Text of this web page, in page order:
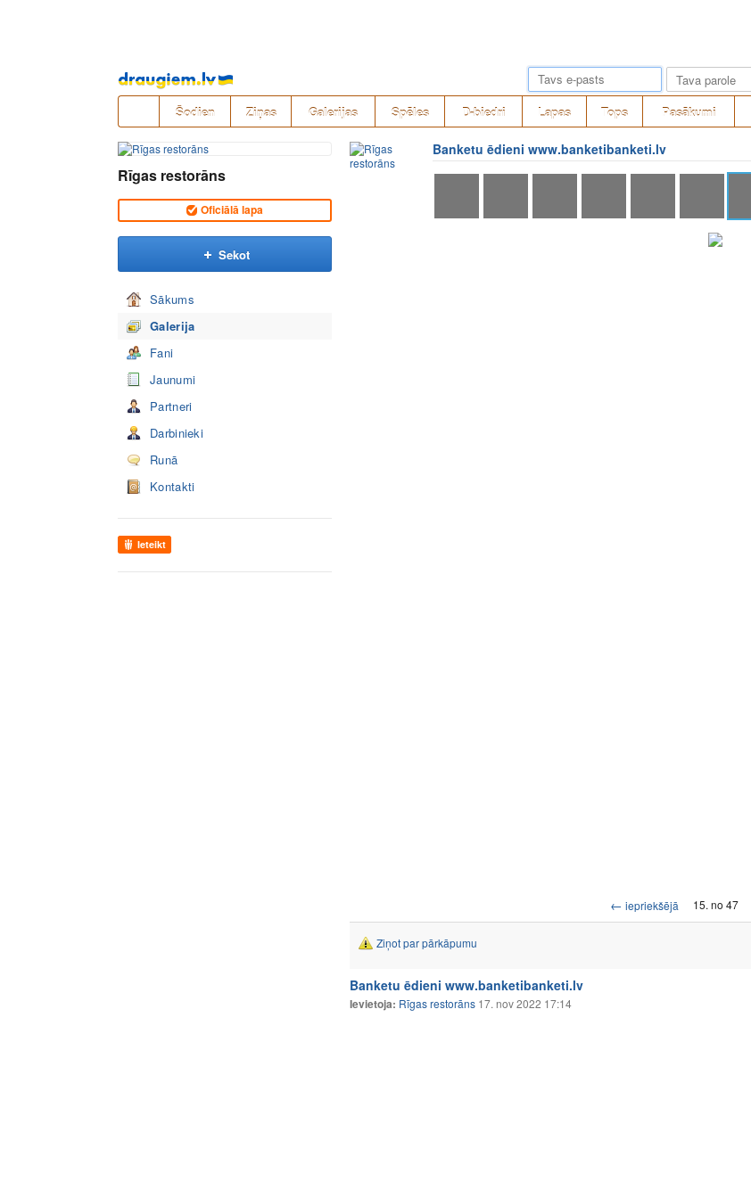
Pāriet
uz
saturu
Šodien Ziņas Galerijas Spēles D-biedri Lapas Tops Pasākumi
Rīgas restorāns
Oficiālā lapa
Sekot
Sākums
Galerija
Fani
Jaunumi
Partneri
Darbinieki
Runā
Kontakti
Ieteikt
Banketu ēdieni www.banketibanketi.lv
← iepriekšējā 15. no 47
Ziņot par pārkāpumu
Banketu ēdieni www.banketibanketi.lv
Ievietoja: Rīgas restorāns 17. nov 2022 17:14